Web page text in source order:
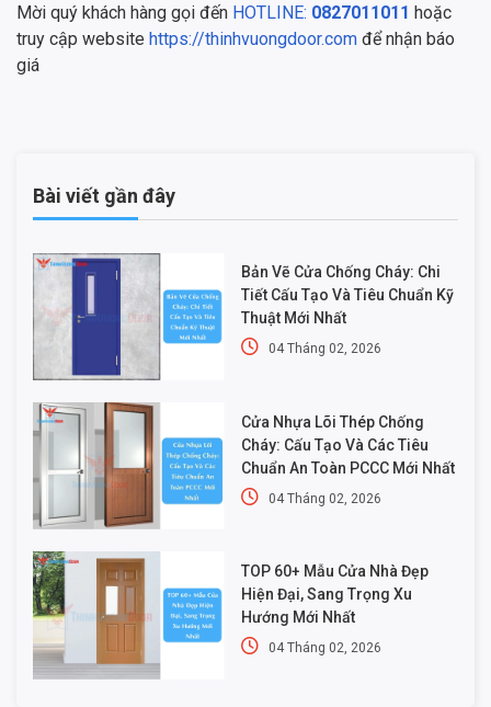
Mời quý khách hàng gọi đến HOTLINE: 0827011011 hoặc
truy cập website https://thinhvuongdoor.com để nhận báo
giá
Bài viết gần đây
Bản Vẽ Cửa Chống Cháy: Chi
Tiết Cấu Tạo Và Tiêu Chuẩn Kỹ
Thuật Mới Nhất
04 Tháng 02, 2026
Cửa Nhựa Lõi Thép Chống
Cháy: Cấu Tạo Và Các Tiêu
Chuẩn An Toàn PCCC Mới Nhất
04 Tháng 02, 2026
TOP 60+ Mẫu Cửa Nhà Đẹp
Hiện Đại, Sang Trọng Xu
Hướng Mới Nhất
04 Tháng 02, 2026